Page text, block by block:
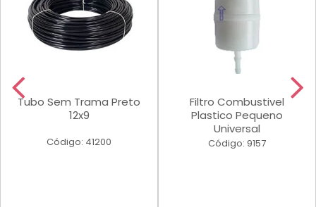
Tubo Sem Trama Preto
12x9
Código: 41200
Filtro Combustivel
Plastico Pequeno
Universal
Código: 9157